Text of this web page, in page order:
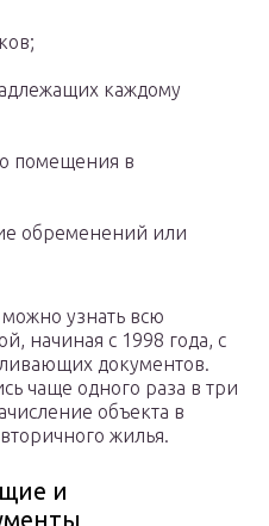
каждому
помещения в
обременений или
узнать всю
начиная с 1998 года, с
документов.
чаще одного раза в три
объекта в
жилья.
и